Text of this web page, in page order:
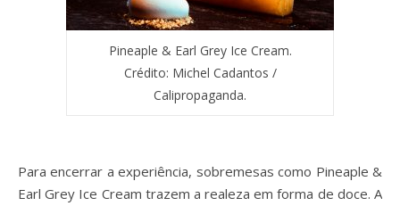
Pineaple & Earl Grey Ice Cream.
Crédito: Michel Cadantos /
Calipropaganda.
Para encerrar a experiência, sobremesas como Pineaple &
Earl Grey Ice Cream trazem a realeza em forma de doce. A